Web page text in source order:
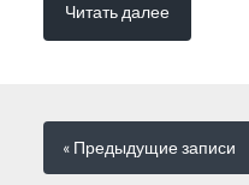
Читать далее
« Предыдущиезаписи